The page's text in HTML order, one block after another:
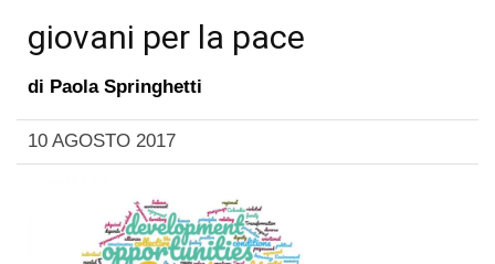
giovani per la pace
di Paola Springhetti
10 AGOSTO 2017